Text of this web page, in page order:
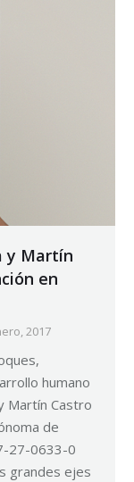
y Martín
en
2017
humano
Martín Castro
de
27-0633-0
grandes ejes